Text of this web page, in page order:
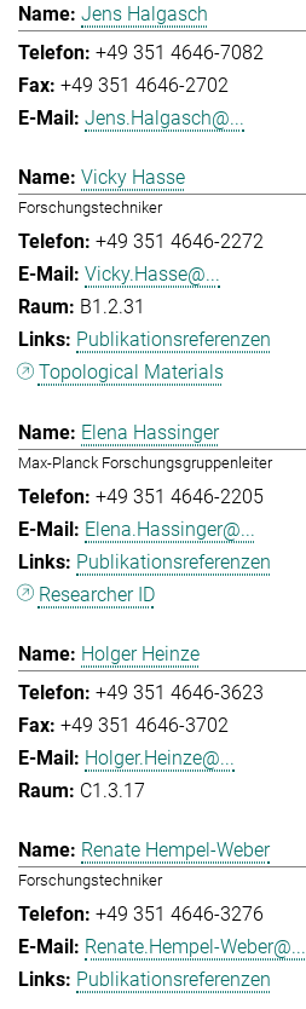
Jens Halgasch
+49 351 4646-7082
+49 351 4646-2702
Jens.Halgasch@...
Vicky Hasse
Forschungstechniker
+49 351 4646-2272
Vicky.Hasse@...
B1.2.31
Publikationsreferenzen
Topological Materials
Elena Hassinger
Max-Planck Forschungsgruppenleiter
+49 351 4646-2205
Elena.Hassinger@...
Publikationsreferenzen
Researcher ID
Holger Heinze
+49 351 4646-3623
+49 351 4646-3702
Holger.Heinze@...
C1.3.17
Renate Hempel-Weber
Forschungstechniker
+49 351 4646-3276
Renate.Hempel-Weber@...
Publikationsreferenzen